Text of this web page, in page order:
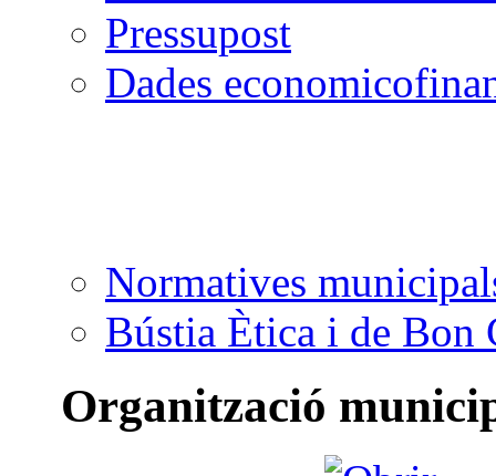
Pressupost
Dades
Normatives
Bústia Ètica i de Bon
Organització